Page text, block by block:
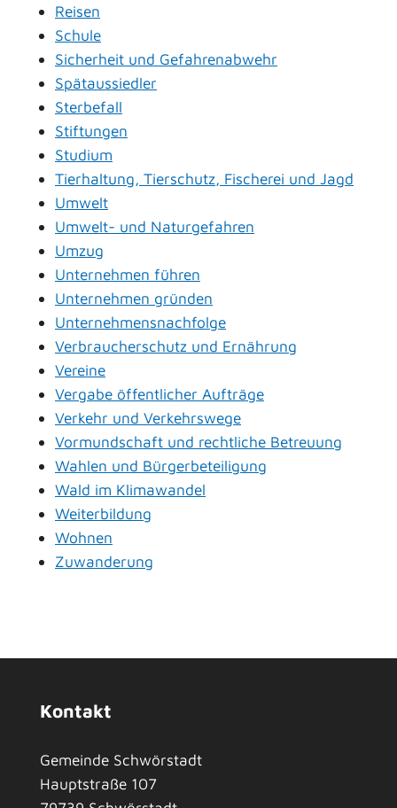
Reisen
Schule
Sicherheit und Gefahrenabwehr
Spätaussiedler
Sterbefall
Stiftungen
Studium
Tierhaltung, Tierschutz, Fischerei und Jagd
Umwelt
Umwelt- und Naturgefahren
Umzug
Unternehmen führen
Unternehmen gründen
Unternehmensnachfolge
Verbraucherschutz und Ernährung
Vereine
Vergabe öffentlicher Aufträge
Verkehr und Verkehrswege
Vormundschaft und rechtliche Betreuung
Wahlen und Bürgerbeteiligung
Wald im Klimawandel
Weiterbildung
Wohnen
Zuwanderung
Kontakt
Gemeinde Schwörstadt
Hauptstraße 107